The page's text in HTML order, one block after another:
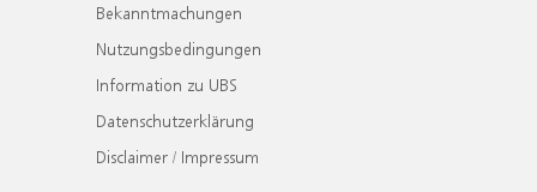
Bekanntmachungen
Nutzungsbedingungen
Information zu UBS
Datenschutzerklärung
Disclaimer / Impressum